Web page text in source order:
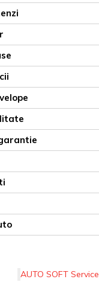
AUTO SOFT Service